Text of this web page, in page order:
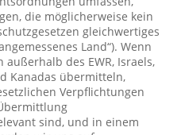
die möglicherweise kein
gleichwertiges
Land“). Wenn
des EWR, Israels,
Kanadas übermitteln,
Verpflichtungen
sind, und in einem